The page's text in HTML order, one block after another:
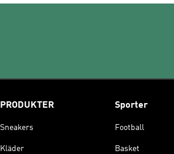
PRODUKTER
Sneakers
Kläder
Sporter
Football
Basket